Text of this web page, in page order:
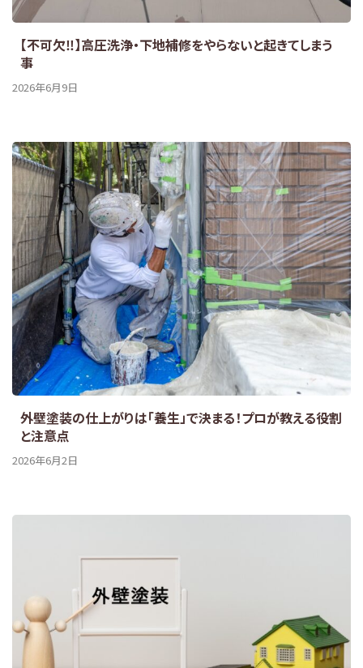
【不可欠‼】高圧洗浄・下地補修をやらないと起きてしまう
事
2026年6月9日
外壁塗装の仕上がりは「養生」で決まる！プロが教える役割
と注意点
2026年6月2日